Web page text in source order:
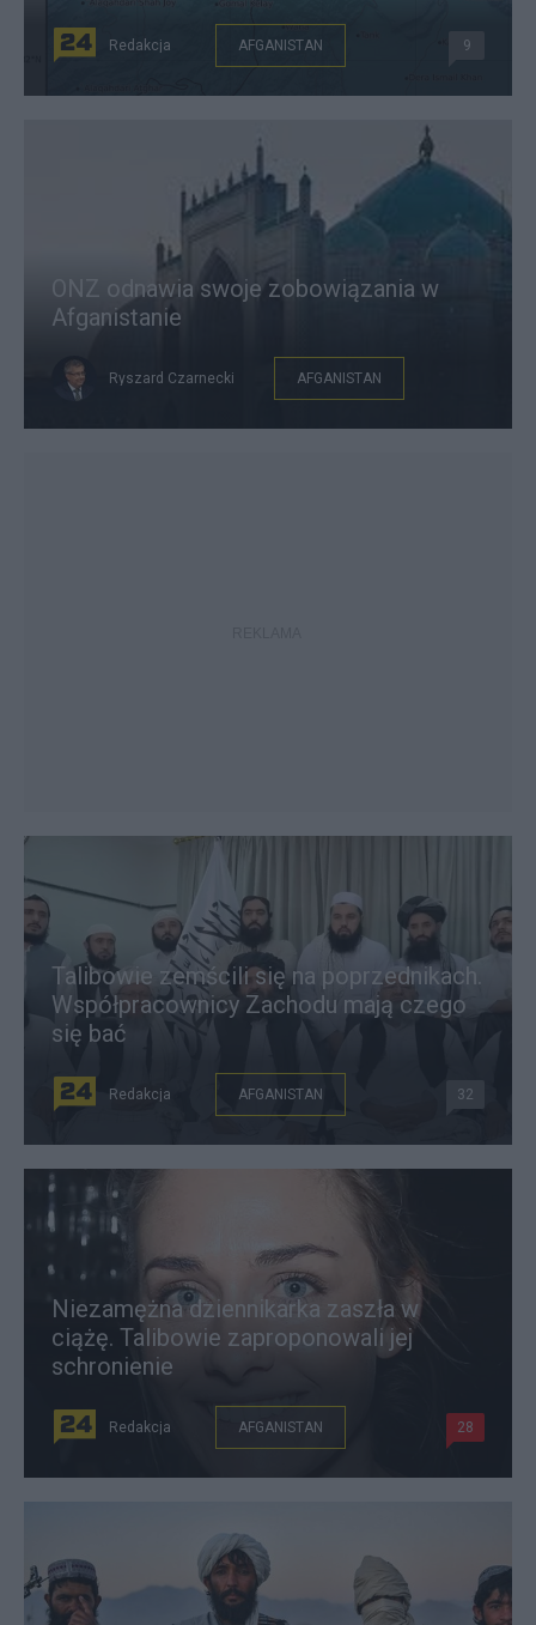
Redakcja AFGANISTAN 9
ONZ odnawia swoje zobowiązania w
Afganistanie
Ryszard Czarnecki AFGANISTAN
Talibowie zemścili się na poprzednikach.
Współpracownicy Zachodu mają czego
się bać
Redakcja AFGANISTAN 32
Niezamężna dziennikarka zaszła w
ciążę. Talibowie zaproponowali jej
schronienie
Redakcja AFGANISTAN 28